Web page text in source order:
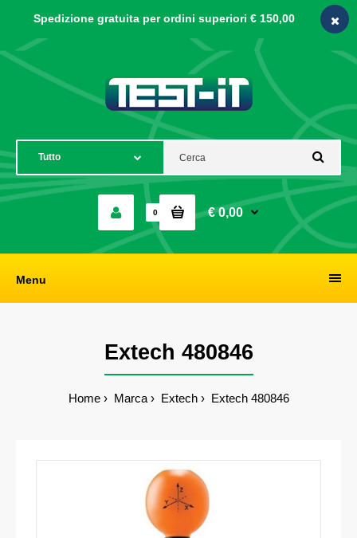
Spedizione gratuita per ordini superiori € 150,00
0 € 0,00
Menu
Extech 480846
Home Marca Extech Extech 480846